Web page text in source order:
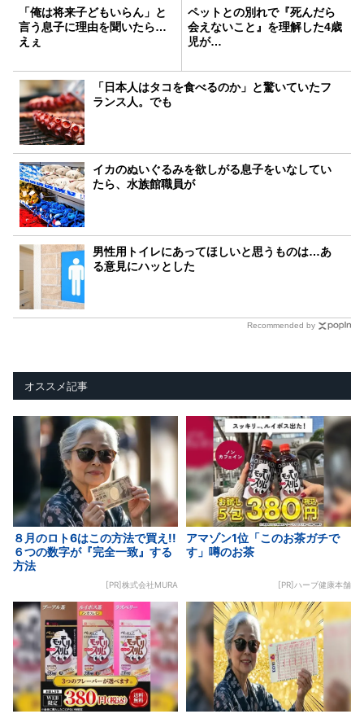
「俺は将来子どもいらん」と
言う息子に理由を聞いたら…
えぇ
ペットとの別れで『死んだら
会えないこと』を理解した4歳
児が…
「日本人はタコを食べるのか」と驚いていたフ
ランス人。でも
イカのぬいぐるみを欲しがる息子をいなしてい
たら、水族館職員が
男性用トイレにあってほしいと思うものは…あ
る意見にハッとした
Recommended by
オススメ記事
８月のロト6はこの方法で買え!!
６つの数字が『完全一致』する
方法
[PR]株式会社MURA
アマゾン1位「このお茶ガチで
す」噂のお茶
[PR]ハーブ健康本舗